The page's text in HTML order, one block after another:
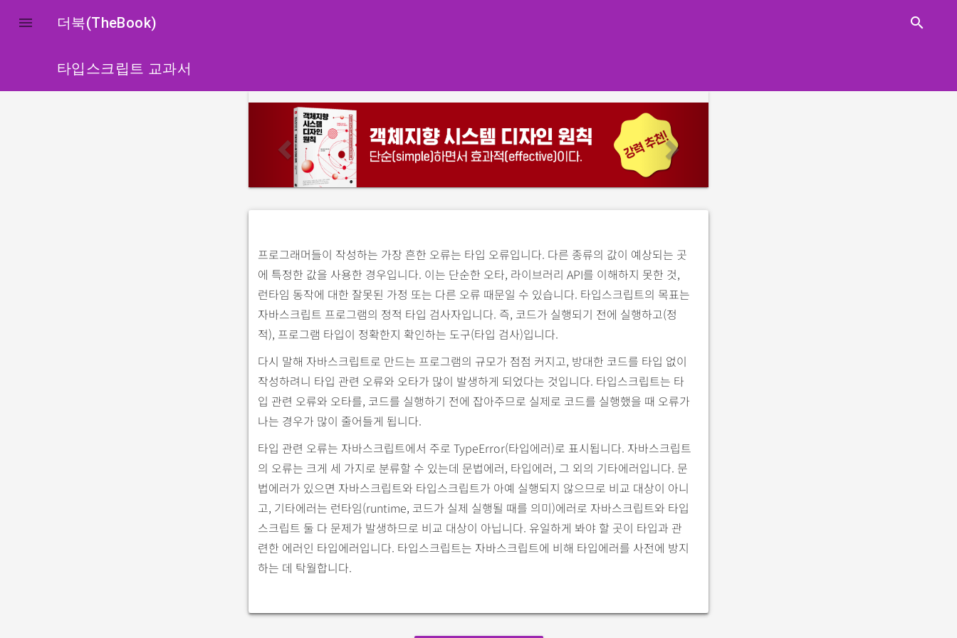
 더북(TheBook) search
타입스크립트 교과서
e
i
o
s
e
x
프로그래머들이 작성하는 가장 흔한 오류는 타입 오류입니다. 다른 종류의 값이 예상되는 곳
에 특정한 값을 사용한 경우입니다. 이는 단순한 오타, 라이브러리 API를 이해하지 못한 것,
런타임 동작에 대한 잘못된 가정 또는 다른 오류 때문일 수 있습니다. 타입스크립트의 목표는
자바스크립트 프로그램의 정적 타입 검사자입니다. 즉, 코드가 실행되기 전에 실행하고(정
적), 프로그램 타입이 정확한지 확인하는 도구(타입 검사)입니다.
다시 말해 자바스크립트로 만드는 프로그램의 규모가 점점 커지고, 방대한 코드를 타입 없이
작성하려니 타입 관련 오류와 오타가 많이 발생하게 되었다는 것입니다. 타입스크립트는 타
입 관련 오류와 오타를, 코드를 실행하기 전에 잡아주므로 실제로 코드를 실행했을 때 오류가
나는 경우가 많이 줄어들게 됩니다.
타입 관련 오류는 자바스크립트에서 주로 TypeError(타입에러)로 표시됩니다. 자바스크립트
의 오류는 크게 세 가지로 분류할 수 있는데 문법에러, 타입에러, 그 외의 기타에러입니다. 문
법에러가 있으면 자바스크립트와 타입스크립트가 아예 실행되지 않으므로 비교 대상이 아니
고, 기타에러는 런타임(runtime, 코드가 실제 실행될 때를 의미)에러로 자바스크립트와 타입
스크립트 둘 다 문제가 발생하므로 비교 대상이 아닙니다. 유일하게 봐야 할 곳이 타입과 관
련한 에러인 타입에러입니다. 타입스크립트는 자바스크립트에 비해 타입에러를 사전에 방지
하는 데 탁월합니다.